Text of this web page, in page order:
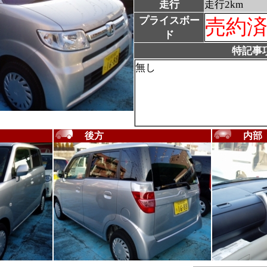
走行
走行2km
プライスボー
ド
売約
特記事
無し
後方 内部